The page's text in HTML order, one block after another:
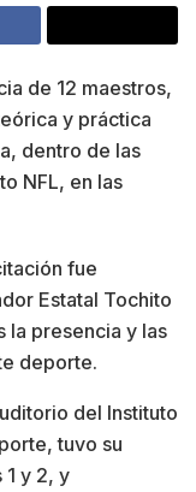
de 12 maestros,
y práctica
dentro de las
NFL, en las
fue
Estatal Tochito
la presencia y las
deporte.
del Instituto
tuvo su
y 2, y